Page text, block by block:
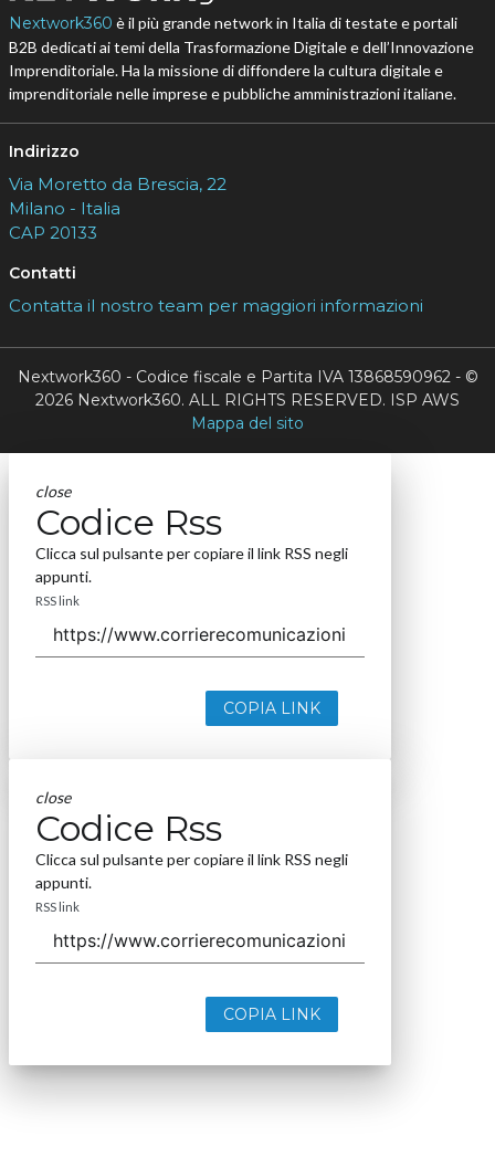
Nextwork360 è il più grande network in Italia di testate e portali
B2B dedicati ai temi della Trasformazione Digitale e dell’Innovazione
Imprenditoriale. Ha la missione di diffondere la cultura digitale e
imprenditoriale nelle imprese e pubbliche amministrazioni italiane.
Indirizzo
Via Moretto da Brescia, 22
Milano - Italia
CAP 20133
Contatti
Contatta il nostro team per maggiori informazioni
Nextwork360 - Codice fiscale e Partita IVA 13868590962 - ©
2026 Nextwork360. ALL RIGHTS RESERVED. ISP AWS
Mappa del sito
close
Codice Rss
Clicca sul pulsante per copiare il link RSS negli
appunti.
RSS link
COPIA LINK
close
Codice Rss
Clicca sul pulsante per copiare il link RSS negli
appunti.
RSS link
COPIA LINK